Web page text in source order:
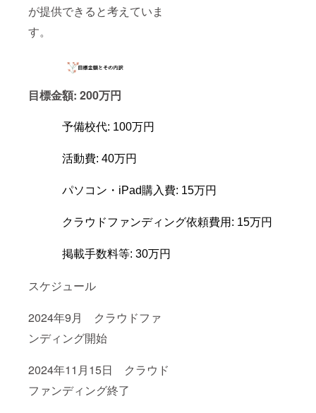
が提供できると考えていま
す。
目標金額: 200万円
予備校代: 100万円
活動費: 40万円
パソコン・iPad購入費: 15万円
クラウドファンディング依頼費用: 15万円
掲載手数料等: 30万円
スケジュール
2024年9月 クラウドファ
ンディング開始
2024年11月15日 クラウド
ファンディング終了